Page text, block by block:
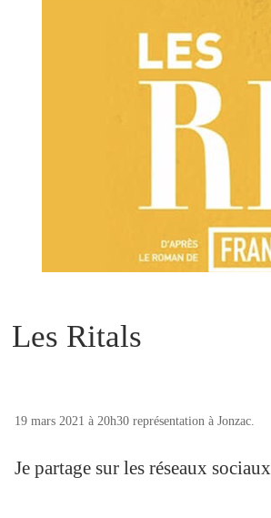
Les Ritals
19 mars 2021 à 20h30 représentation à Jonzac.
Je partage sur les réseaux sociaux